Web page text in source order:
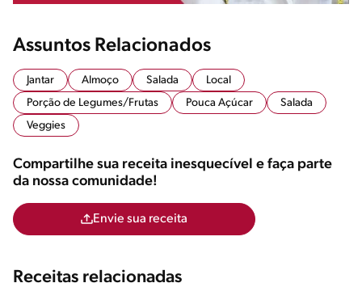
Assuntos Relacionados
Jantar Almoço Salada
Local
Porção de Legumes/Frutas
Pouca Açúcar
Salada
Veggies
Compartilhe sua receita inesquecível e faça parte
da nossa comunidade!
Envie sua receita
Receitas relacionadas